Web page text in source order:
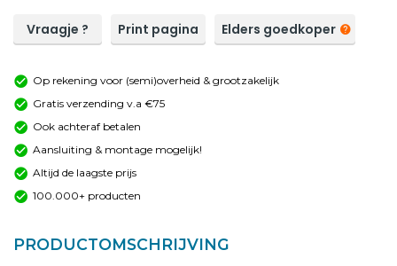
Vraagje ? Print pagina Elders goedkoper
Op rekening voor (semi)overheid & grootzakelijk
Gratis verzending v.a €75
Ook achteraf betalen
Aansluiting & montage mogelijk!
Altijd de laagste prijs
100.000+ producten
PRODUCTOMSCHRIJVING